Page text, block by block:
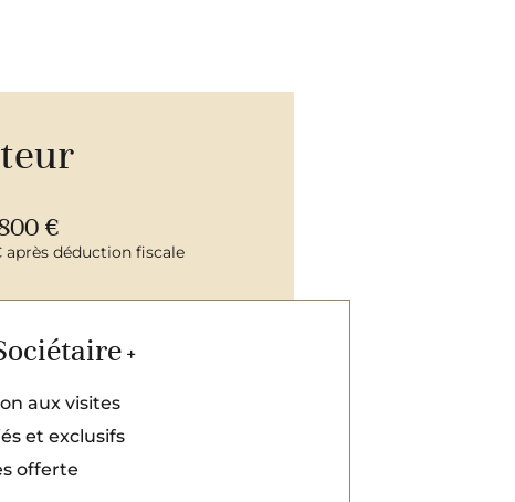
€
après déduction fiscale
+
aux visites
et exclusifs
offerte